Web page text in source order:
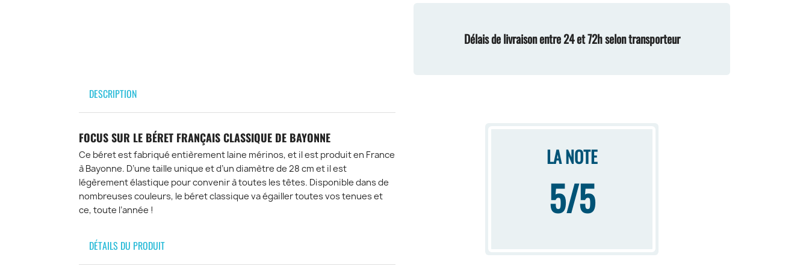
Délais de livraison entre 24 et 72h selon transporteur
DESCRIPTION
FOCUS SUR LE BÉRET FRANÇAIS CLASSIQUE DE BAYONNE
Ce béret est fabriqué entièrement laine mérinos, et il est produit en France
à Bayonne. D’une taille unique et d’un diamètre de 28 cm et il est
légèrement élastique pour convenir à toutes les têtes. Disponible dans de
nombreuses couleurs, le béret classique va égailler toutes vos tenues et
ce, toute l’année !
DÉTAILS DU PRODUIT
LA NOTE
5/5